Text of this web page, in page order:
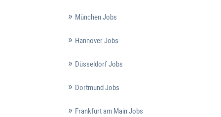
München Jobs
Hannover Jobs
Düsseldorf Jobs
Dortmund Jobs
Frankfurt am Main Jobs